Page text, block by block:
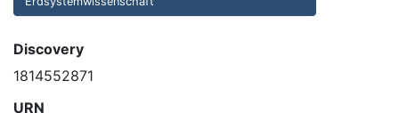
Discovery
1814552871
URN